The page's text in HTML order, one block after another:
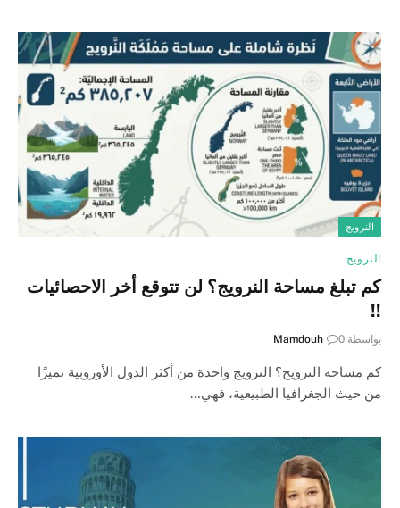
النرويج
النرويج
كم تبلغ مساحة النرويج؟ لن تتوقع أخر الاحصائيات
!!
بواسطة Mamdouh 0
كم مساحه النرويج؟ النرويج واحدة من أكثر الدول الأوروبية تميزًا
من حيث الجغرافيا الطبيعية، فهي…